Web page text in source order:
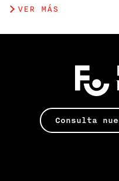
VER MÁS
Consulta